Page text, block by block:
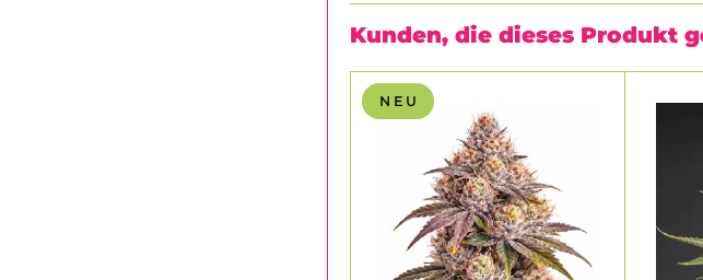
Kunden, die dieses Produkt
N E U